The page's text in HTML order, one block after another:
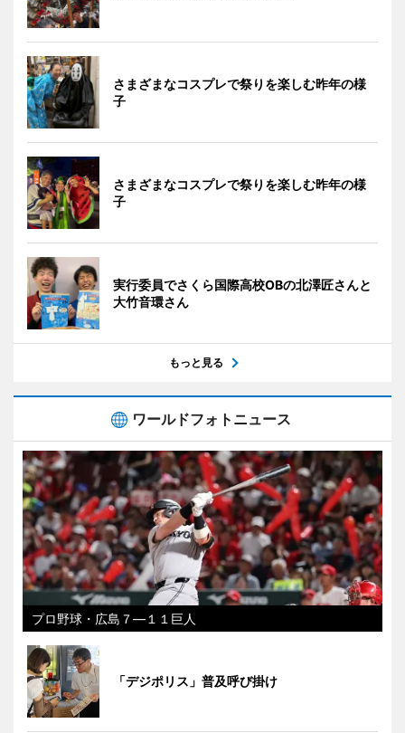
さまざまなコスプレで祭りを楽しむ昨年の様
子
さまざまなコスプレで祭りを楽しむ昨年の様
子
実行委員でさくら国際高校OBの北澤匠さんと
大竹音環さん
もっと見る
ワールドフォトニュース
プロ野球・広島７―１１巨人
「デジポリス」普及呼び掛け